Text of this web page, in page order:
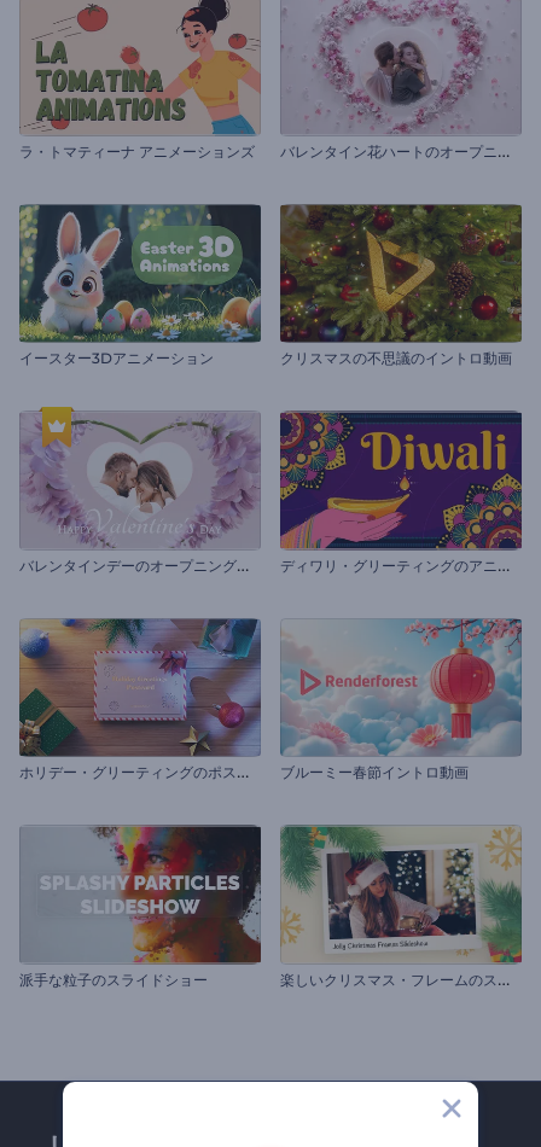
ラ・トマティーナ アニメーションズ バ
レンタイン花ハートのオープニング動画
イースター3Dアニメーション クリスマスの不思議のイントロ動画
バ
レンタインデーのオープニング動画 デ
ィワリ・グリーティングのアニメーション
ホ
リデー・グリーティングのポストカード ブルーミー春節イントロ動画
派手な粒子のスライドショー 楽
しいクリスマス・フレームのスライドショー